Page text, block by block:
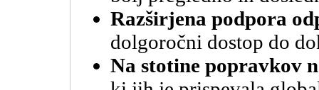
Razširjena podpora
dolgoročni dostop do
Na stotine popravkov